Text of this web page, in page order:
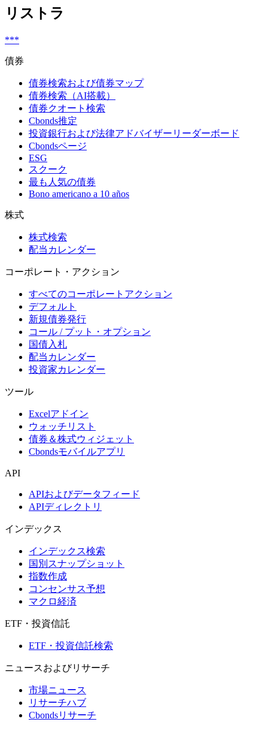
リストラ
***
債券
債券検索および債券マップ
債券検索（AI搭載）
債券クオート検索
Cbonds推定
投資銀行および法律アドバイザーリーダーボード
Cbondsページ
ESG
スクーク
最も人気の債券
Bono americano a 10 años
株式
株式検索
配当カレンダー
コーポレート・アクション
すべてのコーポレートアクション
デフォルト
新規債券発行
コール / プット・オプション
国債入札
配当カレンダー
投資家カレンダー
ツール
Excelアドイン
ウォッチリスト
債券＆株式ウィジェット
Cbondsモバイルアプリ
API
APIおよびデータフィード
APIディレクトリ
インデックス
インデックス検索
国別スナップショット
指数作成
コンセンサス予想
マクロ経済
ETF・投資信託
ETF・投資信託検索
ニュースおよびリサーチ
市場ニュース
リサーチハブ
Cbondsリサーチ